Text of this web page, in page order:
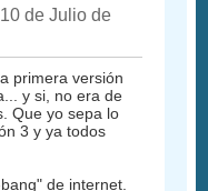
de Julio de
primera versión
y si, no era de
Que yo sepa lo
3 y ya todos
de internet.